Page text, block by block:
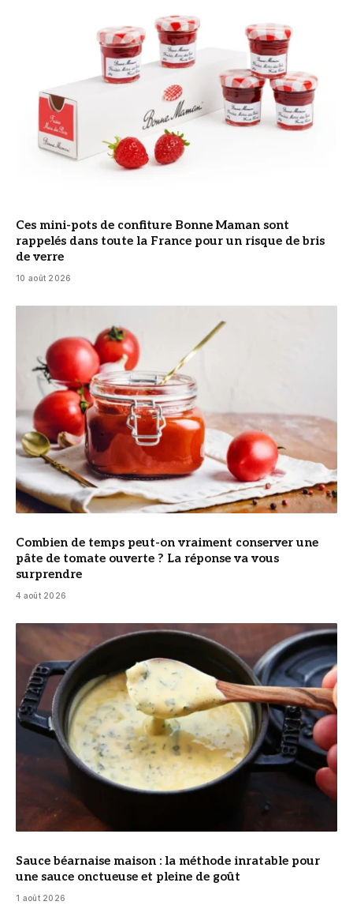
Ces mini-pots de confiture Bonne Maman sont
rappelés dans toute la France pour un risque de bris
de verre
10 août 2026
Combien de temps peut-on vraiment conserver une
pâte de tomate ouverte ? La réponse va vous
surprendre
4 août 2026
© DR
Sauce béarnaise maison : la méthode inratable pour
une sauce onctueuse et pleine de goût
1 août 2026